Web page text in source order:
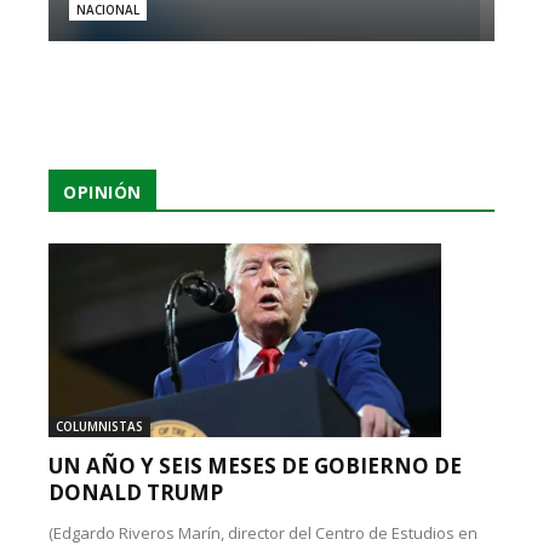
NACIONAL
OPINIÓN
COLUMNISTAS
UN AÑO Y SEIS MESES DE GOBIERNO DE
DONALD TRUMP
(Edgardo Riveros Marín, director del Centro de Estudios en